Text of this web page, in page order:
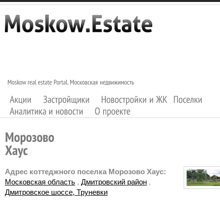
Адрес коттеджного поселка Морозово Хаус:
Московская область , Дмитровский район ,
Дмитровское шоссе, Труневки